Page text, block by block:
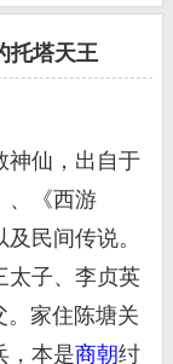
托塔天王
仙，出自于
、《西游
民间传说。
太子、李贞英
。家住陈塘关
，本是商朝纣